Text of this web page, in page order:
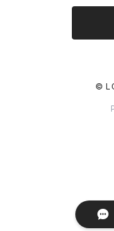
ホテルキーホルダー
©